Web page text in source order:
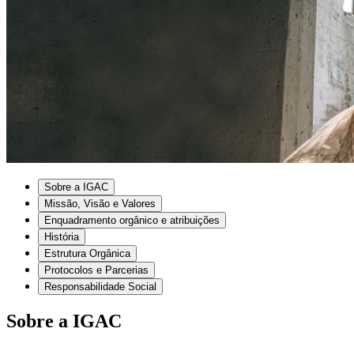
Sobre a IGAC
Missão, Visão e Valores
Enquadramento orgânico e atribuições
História
Estrutura Orgânica
Protocolos e Parcerias
Responsabilidade Social
Sobre a IGAC